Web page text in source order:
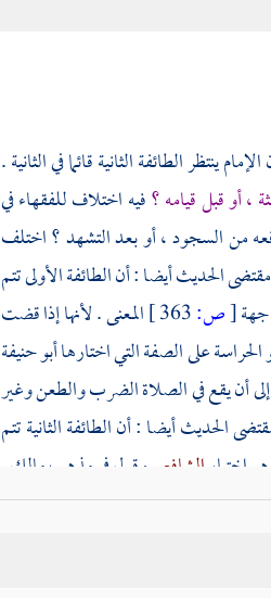
ينتظر الطائفة الثانية قائما في الثانية .
، أو قبل قيامه ؟فيه اختلاف للفقهاء في
من السجود ، أو بعد التشهد ؟ اختلف
الحديث أيضا : أن الطائفة الأولى تتم
[ص:
المعنى . لأنها إذا قضت
على الصفة التي اختارهاأبو حنيفة
إلى أن يقع في الصلاة الضرب والطعن وغير
أيضا : أن الطائفة الثانية تتم
اختيار الشافعي وقول في مذهبمالك